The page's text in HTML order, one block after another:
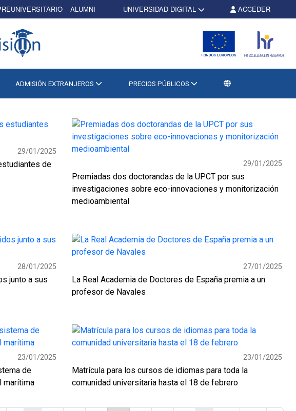
ALUMNI UNIVERSIDAD DIGITAL ACCEDER
ADMISIÓN EXTRANJEROS PRECIOS PÚBLICOS
29/01/2025
de
29/01/2025
Premiadas dos doctorandas de la UPCT por sus
investigaciones sobre eco-innovaciones y monitorización
medioambiental
28/01/2025
junto a sus
27/01/2025
La Real Academia de Doctores de España premia a un
profesor de Navales
23/01/2025
de
marítima
23/01/2025
Matrícula para los cursos de idiomas para toda la
comunidad universitaria hasta el 18 de febrero